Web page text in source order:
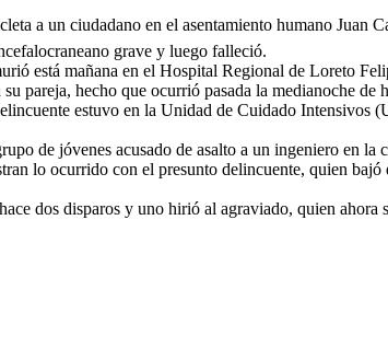
a un ciudadano en el asentamiento humano
grave y luego falleció.
está mañana en el Hospital Regional de Loreto
pareja, hecho que ocurrió pasada la medianoche
estuvo en la Unidad de Cuidado
de jóvenes acusado de asalto a un ingeniero en
lo ocurrido con el presunto delincuente, quien
dos disparos y uno hirió al agraviado, quien